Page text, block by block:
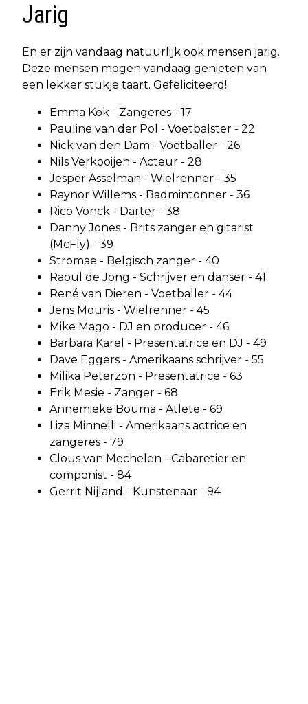
Jarig
En er zijn vandaag natuurlijk ook mensen jarig.
Deze mensen mogen vandaag genieten van
een lekker stukje taart. Gefeliciteerd!
Emma Kok - Zangeres - 17
Pauline van der Pol - Voetbalster - 22
Nick van den Dam - Voetballer - 26
Nils Verkooijen - Acteur - 28
Jesper Asselman - Wielrenner - 35
Raynor Willems - Badmintonner - 36
Rico Vonck - Darter - 38
Danny Jones - Brits zanger en gitarist
(McFly) - 39
Stromae - Belgisch zanger - 40
Raoul de Jong - Schrijver en danser - 41
René van Dieren - Voetballer - 44
Jens Mouris - Wielrenner - 45
Mike Mago - DJ en producer - 46
Barbara Karel - Presentatrice en DJ - 49
Dave Eggers - Amerikaans schrijver - 55
Milika Peterzon - Presentatrice - 63
Erik Mesie - Zanger - 68
Annemieke Bouma - Atlete - 69
Liza Minnelli - Amerikaans actrice en
zangeres - 79
Clous van Mechelen - Cabaretier en
componist - 84
Gerrit Nijland - Kunstenaar - 94